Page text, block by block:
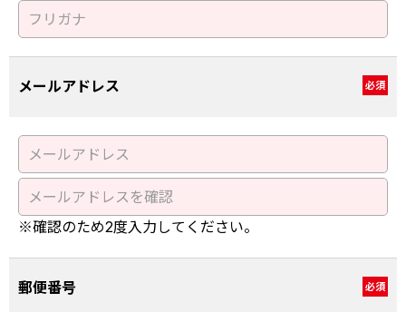
メールアドレス 必須
※確認のため2度入力してください。
郵便番号 必須